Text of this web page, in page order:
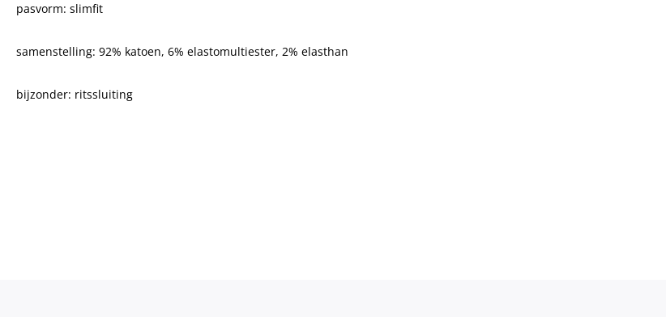
pasvorm: slimfit
samenstelling: 92% katoen, 6% elastomultiester, 2% elasthan
bijzonder: ritssluiting